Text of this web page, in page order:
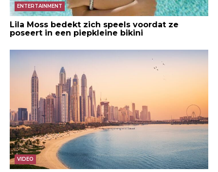
ENTERTAINMENT
Lila Moss bedekt zich speels voordat ze
poseert in een piepkleine bikini
VIDEO